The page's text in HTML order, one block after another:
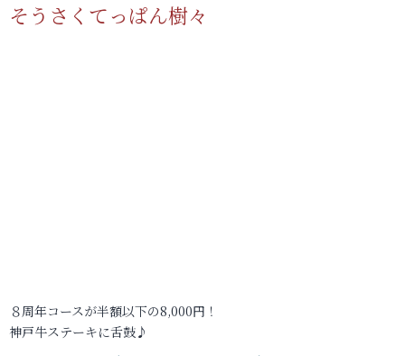
そうさくてっぱん樹々
８周年コースが半額以下の8,000円！
神戸牛ステーキに舌鼓♪